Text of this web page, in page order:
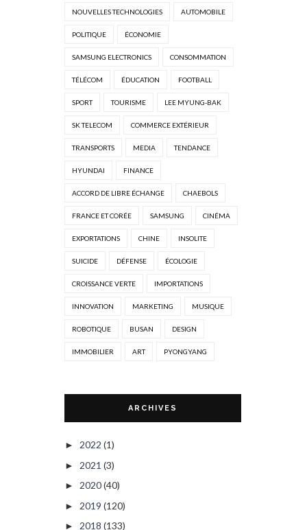
NOUVELLES TECHNOLOGIES AUTOMOBILE
POLITIQUE ÉCONOMIE
SAMSUNG ELECTRONICS CONSOMMATION
TÉLÉCOM ÉDUCATION FOOTBALL
SPORT TOURISME LEE MYUNG-BAK
SK TELECOM COMMERCE EXTÉRIEUR
TRANSPORTS MEDIA TENDANCE
HYUNDAI FINANCE
ACCORD DE LIBRE ÉCHANGE CHAEBOLS
FRANCE ET CORÉE SAMSUNG CINÉMA
EXPORTATIONS CHINE INSOLITE
SUICIDE DÉFENSE ÉCOLOGIE
CROISSANCE VERTE IMPORTATIONS
INNOVATION MARKETING MUSIQUE
ROBOTIQUE BUSAN DESIGN
IMMOBILIER ART PYONGYANG
ARCHIVES
► 2022 (1)
► 2021 (3)
► 2020(40)
► 2019 (120)
► 2018 (133)